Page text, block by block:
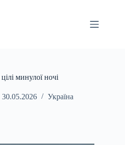
минулої ночі
30.05.2026 Україна